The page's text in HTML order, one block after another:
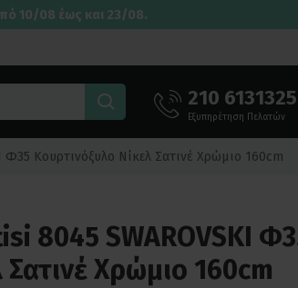
10/08 έως και 23/08.
210 6131325
Εξυπηρέτηση Πελατών
Φ35 Κουρτινόξυλο Νίκελ Σατινέ Χρώμιο 160cm
8045 SWAROVSKI
Σατινέ Χρώμιο 160cm